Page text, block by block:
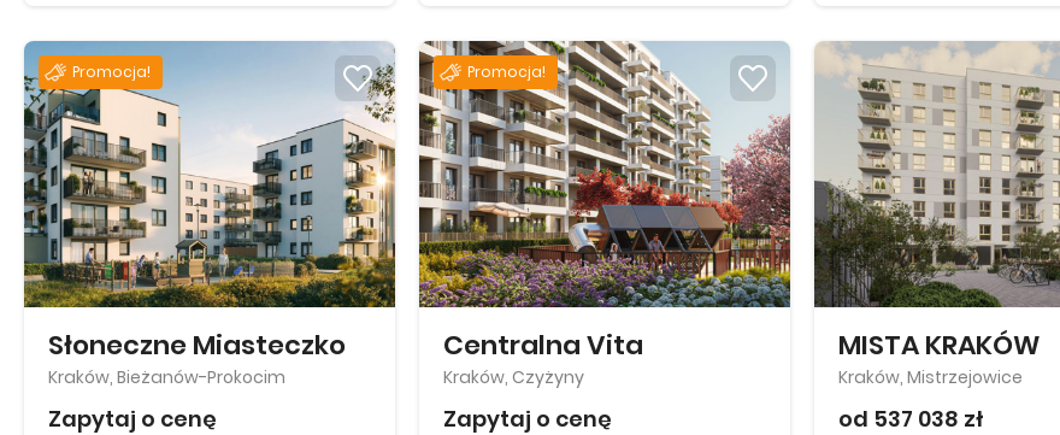
Promocja!
Słoneczne Miasteczko
Kraków, Bieżanów-Prokocim
Zapytaj o cenę
Promocja!
Centralna Vita
Kraków, Czyżyny
Zapytaj o cenę
MISTA KRAKÓW
Kraków, Mistrzejowice
od 537 038 zł